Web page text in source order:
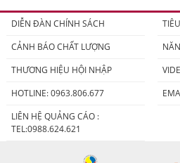
DIỄN ĐÀN CHÍNH SÁCH
CẢNH BÁO CHẤT LƯỢNG
THƯƠNG HIỆU HỘI NHẬP
HOTLINE: 0963.806.677
LIÊN HỆ QUẢNG CÁO :
TEL:0988.624.621